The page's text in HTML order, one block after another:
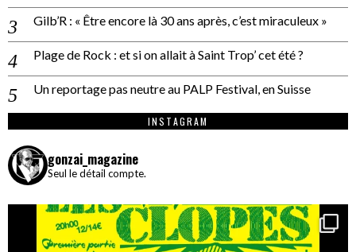
Gilb’R : « Être encore là 30 ans après, c’est miraculeux »
Plage de Rock : et si on allait à Saint Trop’ cet été ?
Un reportage pas neutre au PALP Festival, en Suisse
INSTAGRAM
gonzai_magazine
Seul le détail compte.